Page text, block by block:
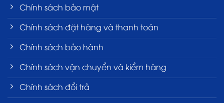
Chính sách bảo mật
Chính sách đặt hàng và thanh toán
Chính sách bảo hành
Chính sách vận chuyển và kiểm hàng
Chính sách đổi trả